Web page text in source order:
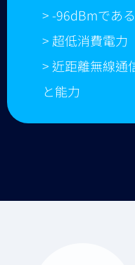
> -96dBmであ
> 超低消費電力
> 近距離無線通
と能力